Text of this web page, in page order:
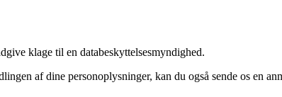
klage til en databeskyttelsesmyndighed.
af dine personoplysninger, kan du også sende os en